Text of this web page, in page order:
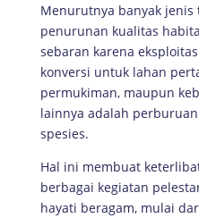
Menurutnya banyak jenis
penurunan kualitas
sebaran karena
konversi untuk lahan
permukiman, maupun
lainnya adalah
spesies.
Hal ini membuat
berbagai kegiatan
hayati beragam, mulai